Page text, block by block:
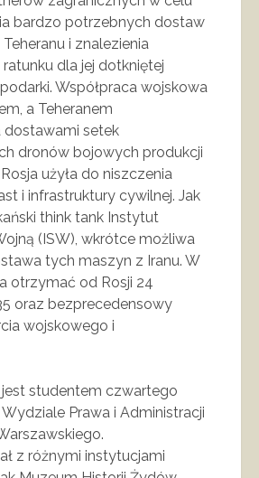
bardzo potrzebnych dostaw
i znalezienia
dla jej dotkniętej
Współpraca wojskowa
a Teheranem
dostawami setek
dronów bojowych produkcji
użyła do niszczenia
i infrastruktury cywilnej. Jak
think tank Instytut
(ISW), wkrótce możliwa
tych maszyn z Iranu. W
otrzymać od Rosji 24
oraz bezprecedensowy
wojskowego i
jest studentem czwartego
Prawa i Administracji
z różnymi instytucjami